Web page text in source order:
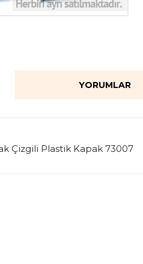
YORUMLAR
Çizgili Plastik Kapak 73007